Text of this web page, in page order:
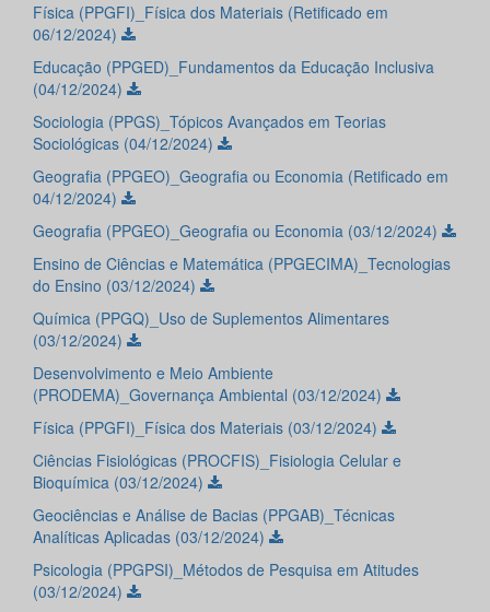
Física (PPGFI)_Física dos Materiais (Retificado em
06/12/2024)
Educação (PPGED)_Fundamentos da Educação Inclusiva
(04/12/2024)
Sociologia (PPGS)_Tópicos Avançados em Teorias
Sociológicas (04/12/2024)
Geografia (PPGEO)_Geografia ou Economia (Retificado em
04/12/2024)
Geografia (PPGEO)_Geografia ou Economia (03/12/2024)
Ensino de Ciências e Matemática (PPGECIMA)_Tecnologias
do Ensino (03/12/2024)
Química (PPGQ)_Uso de Suplementos Alimentares
(03/12/2024)
Desenvolvimento e Meio Ambiente
(PRODEMA)_Governança Ambiental (03/12/2024)
Física (PPGFI)_Física dos Materiais (03/12/2024)
Ciências Fisiológicas (PROCFIS)_Fisiologia Celular e
Bioquímica (03/12/2024)
Geociências e Análise de Bacias (PPGAB)_Técnicas
Analíticas Aplicadas (03/12/2024)
Psicologia (PPGPSI)_Métodos de Pesquisa em Atitudes
(03/12/2024)